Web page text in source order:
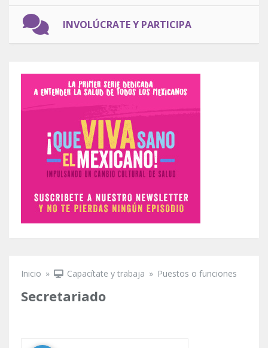
INVOLÚCRATE Y PARTICIPA
Inicio » Capacítate y trabaja » Puestos o funciones
Secretariado